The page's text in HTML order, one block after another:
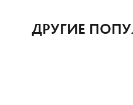
ДРУГИЕ